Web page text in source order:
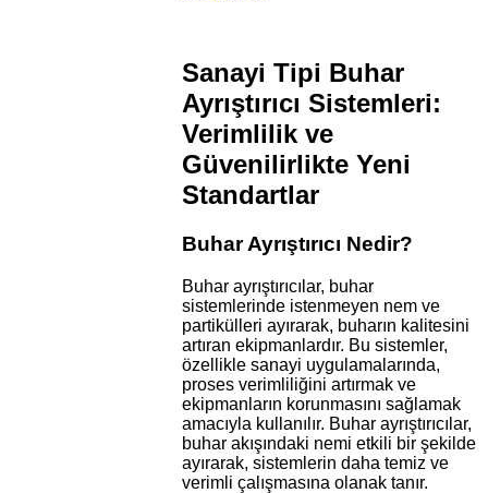
Sanayi Tipi Buhar
Ayrıştırıcı Sistemleri:
Verimlilik ve
Güvenilirlikte Yeni
Standartlar
Buhar Ayrıştırıcı Nedir?
Buhar ayrıştırıcılar, buhar
sistemlerinde istenmeyen nem ve
partikülleri ayırarak, buharın kalitesini
artıran ekipmanlardır. Bu sistemler,
özellikle sanayi uygulamalarında,
proses verimliliğini artırmak ve
ekipmanların korunmasını sağlamak
amacıyla kullanılır. Buhar ayrıştırıcılar,
buhar akışındaki nemi etkili bir şekilde
ayırarak, sistemlerin daha temiz ve
verimli çalışmasına olanak tanır.